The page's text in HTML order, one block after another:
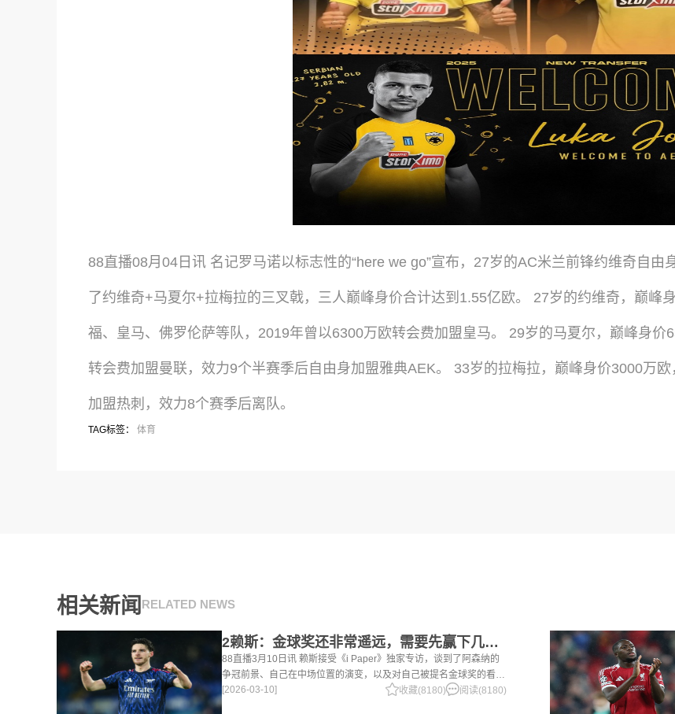
88直播08月04日讯 名记罗马诺以标志性的“here we go”宣布，27岁的AC米兰前锋约维奇自
了约维奇+马夏尔+拉梅拉的三叉戟，三人巅峰身价合计达到1.55亿欧。 27岁的约维奇，巅峰
福、皇马、佛罗伦萨等队，2019年曾以6300万欧转会费加盟皇马。 29岁的马夏尔，巅峰身
转会费加盟曼联，效力9个半赛季后自由身加盟雅典AEK。 33岁的拉梅拉，巅峰身价3000万
加盟热刺，效力8个赛季后离队。
TAG标签： 体育
相关新闻 RELATED NEWS
2赖斯：金球奖还非常遥远，需要先赢下几个奖杯，专注当下好好踢球
88直播3月10日讯 赖斯接受《i Paper》独家专访，谈到了阿森纳的
争冠前景、自己在中场位置的演变，以及对自己被提名金球奖的看
法。 任意球 赖斯：“我们有一项非常擅长的技能——这背后付出了巨
[2026-03-10] 收藏(8180) 阅读(8180)